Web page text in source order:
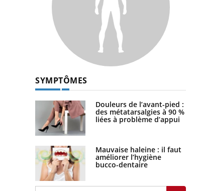
SYMPTÔMES
Douleurs de l’avant-pied :
des métatarsalgies à 90 %
liées à problème d’appui
Mauvaise haleine : il faut
améliorer l’hygiène
bucco-dentaire